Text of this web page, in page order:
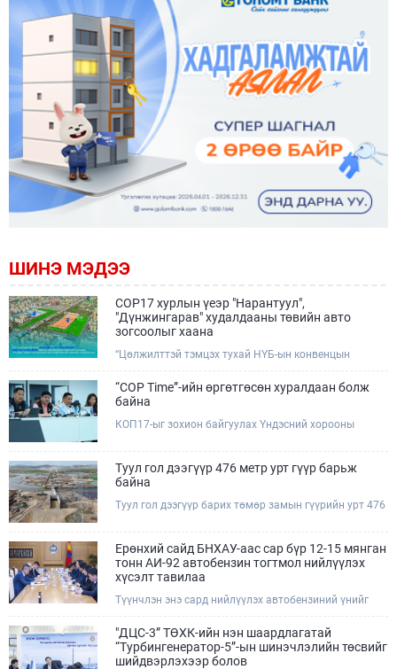
ШИНЭ МЭДЭЭ
COP17 хурлын үеэр "Нарантуул",
"Дүнжингарав" худалдааны төвийн авто
зогсоолыг хаана
“Цөлжилттэй тэмцэх тухай НҮБ-ын конвенцын
сарын 17-28-ны өдрүүдэд Улаанбаатар хотод зохион
байгуулагдана.Хурлын үеэр Нарантуул, Дүнжингарав
тухайн чиглэлд нийтийн тээврийн хүртээмжийг
“COP Time”-ийн өргөтгөсөн хуралдаан болж
байна
КОП17-ыг зохион байгуулах Үндэсний хорооны
дотоод хуралдааныг тогтмол зохион байгуулж ирсэн
билээ.Өнөөдөр “COP Time”-ийн сүүлийн хуралдааныг
бөгөөд үүнд Үндэсний хорооны дэргэдэх дэд
Туул гол дээгүүр 476 метр урт гүүр барьж
байна
Туул гол дээгүүр барих төмөр замын гүүрийн урт 476
хөдөлгөөнийг найдвартай, тасралтгүй нэвтрүүлэх
чухал байгууламж бөгөөд уг ажлыг "Очирням" ХХК,
"Тэргүүн саруул зам" ХХК, "Хотгорзам" ХХК зэрэг
Ерөнхий сайд БНХАУ-аас сар бүр 12-15 мянган
тонн АИ-92 автобензин тогтмол нийлүүлэх
хүсэлт тавилаа
Түүнчлэн энэ сард нийлүүлэх автобензиний үнийг
бууруулах боломжийг судлахыг хүслээ. Тэрбээр
Монгол Улсад үүсээд буй шатахууны нөхцөл байдлыг
шийдвэрлэхэд Иж бүрэн стратегийн түншлэл бүхий
"ДЦС-3” ТӨХК-ийн нэн шаардлагатай
“Турбингенератор-5”-ын шинэчлэлийн төсвийг
шийдвэрлэхээр болов